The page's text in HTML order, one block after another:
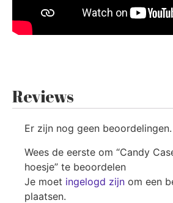
Reviews
Er zijn nog geen beoordelingen.
Wees de eerste om “Candy
hoesje” te beoordelen
Je moet ingelogd zijn om een
plaatsen.